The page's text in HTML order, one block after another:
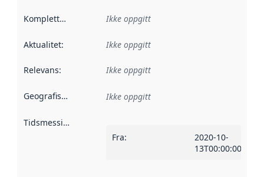
Kompletthet Ikke oppgitt
Aktualitet: Ikke oppgitt
Relevans: Ikke oppgitt
Geografisk avgrensning :
Ikke oppgitt
Tidsmessig avgrensning
Fra:
2020-10-
13T00:00:00Z